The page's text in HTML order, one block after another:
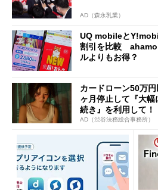
AD（森永乳業）
UQ mobileと
割引を比較 ahamo
ルよりもお得？
カードローン50万
ヶ月停止して『大
続き』を利用して！
AD（渋谷法務総合事務所）